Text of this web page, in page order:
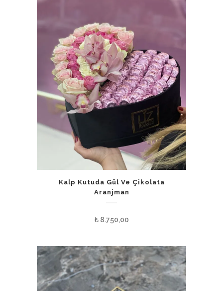
Kalp Kutuda Gül Ve Çikolata
Aranjman
₺8.750,00